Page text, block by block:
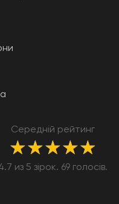
Середній рейтинг
★★★★★
из 5 зірок. 69 голосів.